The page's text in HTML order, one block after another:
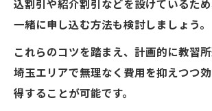
込割引や紹介割引などを設けているた
一緒に申し込む方法も検討しましょう。
これらのコツを踏まえ、計画的に教習所
埼玉エリアで無理なく費用を抑えつつ
得することが可能です。